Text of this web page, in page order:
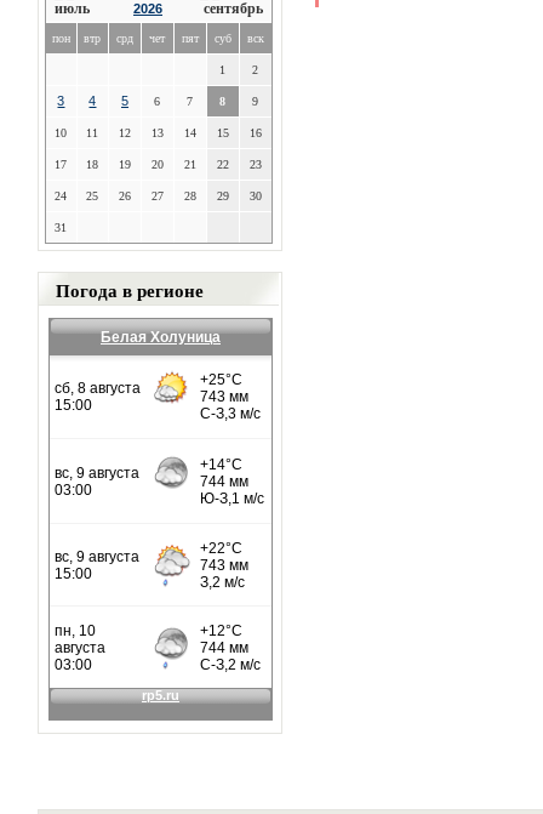
2026
пон втр срд чет пят суб вск
1 2
3 4 5 6 7 8 9
10 11 12 13 14 15 16
17 18 19 20 21 22 23
24 25 26 27 28 29 30
31
Погода в регионе
Белая Холуница